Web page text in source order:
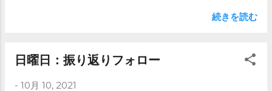
をして困っていたら、 他の人にも聞いてみ
正直国語の授業だったか覚えていないので
た。 全員バラバラです。 先生は「中は見
続きを読む
日曜日：振り返りフォロー
- 10月 10, 2021